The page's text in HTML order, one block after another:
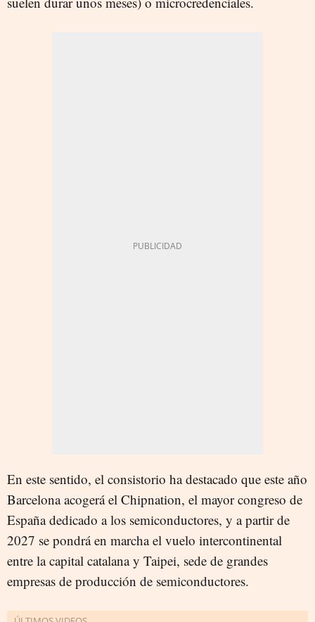
En este sentido, el consistorio ha destacado que este año
Barcelona acogerá el Chipnation, el mayor congreso de
España dedicado a los semiconductores, y a partir de
2027 se pondrá en marcha el vuelo intercontinental
entre la capital catalana y Taipei, sede de grandes
empresas de producción de semiconductores.